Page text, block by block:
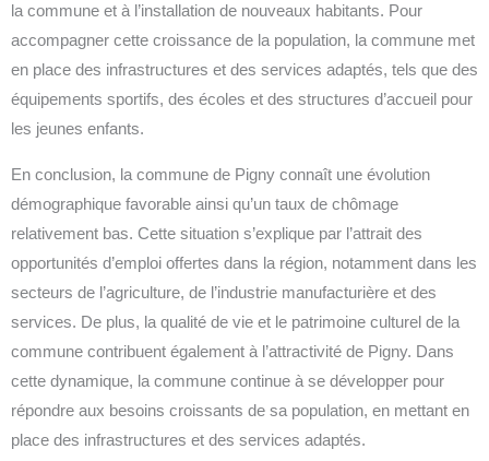
la commune et à l’installation de nouveaux habitants. Pour
accompagner cette croissance de la population, la commune met
en place des infrastructures et des services adaptés, tels que des
équipements sportifs, des écoles et des structures d’accueil pour
les jeunes enfants.
En conclusion, la commune de Pigny connaît une évolution
démographique favorable ainsi qu’un taux de chômage
relativement bas. Cette situation s’explique par l’attrait des
opportunités d’emploi offertes dans la région, notamment dans les
secteurs de l’agriculture, de l’industrie manufacturière et des
services. De plus, la qualité de vie et le patrimoine culturel de la
commune contribuent également à l’attractivité de Pigny. Dans
cette dynamique, la commune continue à se développer pour
répondre aux besoins croissants de sa population, en mettant en
place des infrastructures et des services adaptés.